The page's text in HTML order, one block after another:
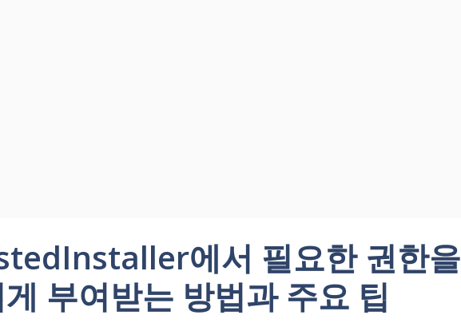
에서 필요한 권한을
부여받는 방법과 주요 팁